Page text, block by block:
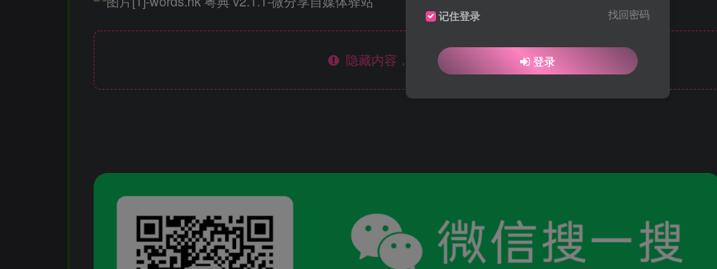
隐藏内容，请登录后查看
记住登录 找回密码
登录